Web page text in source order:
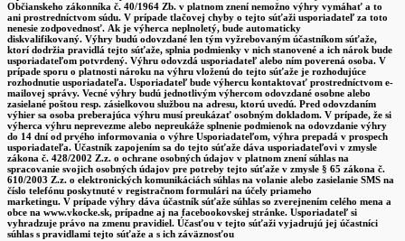
Občianskeho zákonníka č. 40/1964 Zb. v platnom znení nemožno výhry vymáhať a to
ani prostredníctvom súdu. V prípade tlačovej chyby o tejto súťaži usporiadateľ za toto
nenesie zodpovednosť. Ak je výherca neplnoletý, bude automaticky
diskvalifikovaný. Výhry budú odovzdané len tým vyžrebovaným účastníkom súťaže,
ktorí dodržia pravidlá tejto súťaže, splnia podmienky v nich stanovené a ich nárok bude
usporiadateľom potvrdený. Výhru odovzdá usporiadateľ alebo ním poverená osoba. V
prípade sporu o platnosti nároku na výhru vloženú do tejto súťaže je rozhodujúce
rozhodnutie usporiadateľa. Usporiadateľ bude výhercu kontaktovať prostredníctvom e-
mailovej správy. Vecné výhry budú jednotlivým výhercom odovzdané osobne alebo
zasielané poštou resp. zásielkovou službou na adresu, ktorú uvedú. Pred odovzdaním
výhier sa osoba preberajúca výhru musí preukázať osobným dokladom. V prípade, že si
výherca výhru neprevezme alebo nepreukáže splnenie podmienok na odovzdanie výhry
do 14 dní od prvého informovania o výhre Usporiadateľom, výhra prepadá v prospech
usporiadateľa. Účastník zapojením sa do tejto súťaže dáva usporiadateľovi v zmysle
zákona č. 428/2002 Z.z. o ochrane osobných údajov v platnom znení súhlas na
spracovanie svojich osobných údajov pre potreby tejto súťaže v zmysle § 65 zákona č.
610/2003 Z.z. o elektronických komunikáciách súhlas na volanie alebo zasielanie SMS na
číslo telefónu poskytnuté v registračnom formulári na účely priameho
marketingu. V prípade výhry dáva účastník súťaže súhlas so zverejnením celého mena a
obce na www.vkocke.sk, prípadne aj na facebookovskej stránke. Usporiadateľ si
vyhradzuje právo na zmenu pravidiel. Účasťou v tejto súťaži vyjadrujú jej účastníci
súhlas s pravidlami tejto súťaže a s ich záväznosťou